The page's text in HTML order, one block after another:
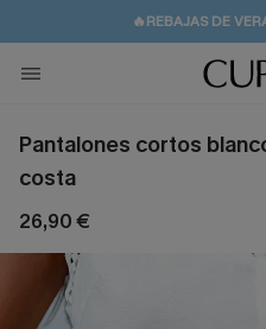
👒PROMOCIÓN DE
💌¡SUSCRIBIRSE &
🚚ENVÍO
Pantalones cortos
costa
26,90 €